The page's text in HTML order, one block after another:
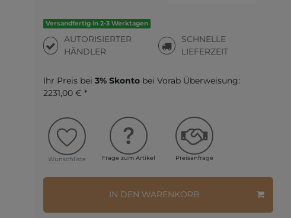
Versandfertig in 2-3 Werktagen
AUTORISIERTER
HÄNDLER
SCHNELLE
LIEFERZEIT
Ihr Preis bei 3% Skonto bei Vorab Überweisung:
2231,00 € *
Wunschliste Frage zum Artikel Preisanfrage
IN DEN WARENKORB